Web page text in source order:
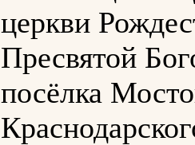
церкви
Пресвятой
посёлка